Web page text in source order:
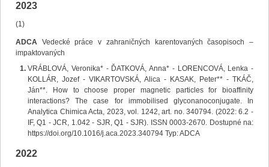
2023
(1)
ADCA Vedecké práce v zahraničných karentovaných časopisoch –
impaktovaných
VRÁBLOVÁ, Veronika* - ĎATKOVÁ, Anna* - LORENCOVÁ, Lenka -
KOLLÁR, Jozef - VIKARTOVSKÁ, Alica - KASAK, Peter** - TKÁČ,
Ján**. How to choose proper magnetic particles for bioaffinity
interactions? The case for immobilised glyconanoconjugate. In
Analytica Chimica Acta, 2023, vol. 1242, art. no. 340794. (2022: 6.2 -
IF, Q1 - JCR, 1.042 - SJR, Q1 - SJR). ISSN 0003-2670. Dostupné na:
https://doi.org/10.1016/j.aca.2023.340794 Typ: ADCA
2022